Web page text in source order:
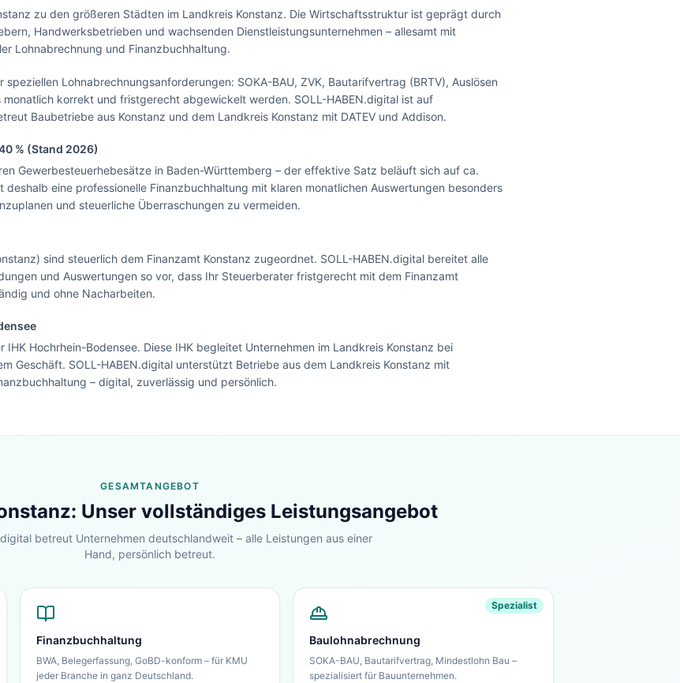
Sehen Sie unser komplettes Angebot für Ihr
Unternehmen – in 30 Sekunden alles auf einen
Blick.
Nein danke, ich bleibe auf dieser Seite
zu den größeren Städten im Landkreis Konstanz. Die Wirtschaftsstruktur ist geprägt durch
Handwerksbetrieben und wachsenden Dienstleistungsunternehmen – allesamt mit
Lohnabrechnung und Finanzbuchhaltung.
speziellen Lohnabrechnungsanforderungen: SOKA-BAU, ZVK, Bautarifvertrag (BRTV), Auslösen
monatlich korrekt und fristgerecht abgewickelt werden. SOLL-HABEN.digital ist auf
Baubetriebe aus Konstanz und dem Landkreis Konstanz mit DATEV und Addison.
% (Stand 2026)
Gewerbesteuerhebesätze in Baden-Württemberg – der effektive Satz beläuft sich auf ca.
deshalb eine professionelle Finanzbuchhaltung mit klaren monatlichen Auswertungen besonders
und steuerliche Überraschungen zu vermeiden.
sind steuerlich dem Finanzamt Konstanz zugeordnet. SOLL-HABEN.digital bereitet alle
und Auswertungen so vor, dass Ihr Steuerberater fristgerecht mit dem Finanzamt
und ohne Nacharbeiten.
Hochrhein-Bodensee. Diese IHK begleitet Unternehmen im Landkreis Konstanz bei
Geschäft. SOLL-HABEN.digital unterstützt Betriebe aus dem Landkreis Konstanz mit
– digital, zuverlässig und persönlich.
GESAMTANGEBOT
: Unser vollständiges Leistungsangebot
betreut Unternehmen deutschlandweit – alle Leistungen aus einer
Hand, persönlich betreut.
Finanzbuchhaltung
BWA, Belegerfassung, GoBD-konform – für KMU
jeder Branche in ganz Deutschland.
Spezialist
Baulohnabrechnung
SOKA-BAU, Bautarifvertrag, Mindestlohn Bau –
spezialisiert für Bauunternehmen.